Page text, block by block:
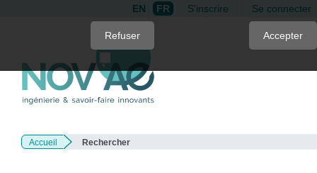
page
content
Navigation
Main
EN FR S'inscrire Se connecter
Accueil Rechercher
Refuser Accepter